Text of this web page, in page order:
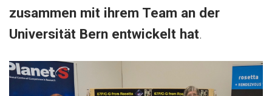
zusammen mit ihrem Team an der
Universität Bern entwickelt hat.